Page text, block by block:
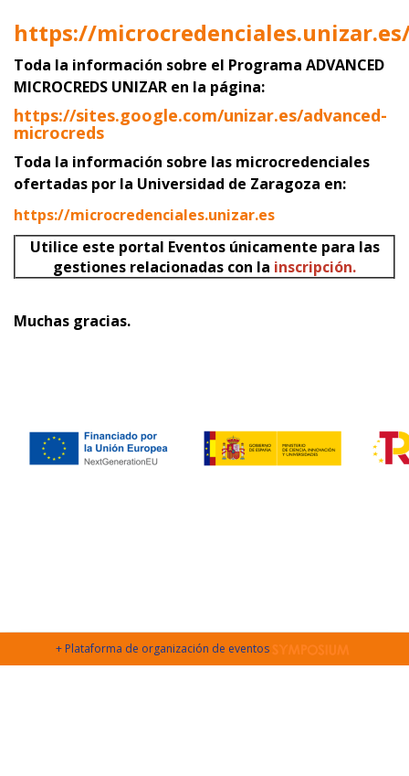
https://
Toda la información sobre el Programa ADVANCED
MICROCREDS UNIZAR en la página:
https://sites.google.com/unizar.es/advanced-
microcreds
Toda la información sobre las microcredenciales
ofertadas por la Universidad de Zaragoza en:
https://microcredenciales.unizar.es
Utilice este portal Eventos únicamente para las
gestiones relacionadas con la inscripción.
Muchas gracias.
+ Plataforma de organización de eventos